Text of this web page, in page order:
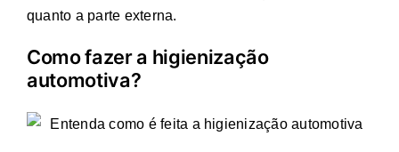
quanto a parte externa.
Como fazer a higienização
automotiva?